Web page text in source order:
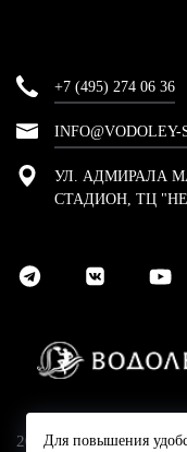
+7 (495) 274 06 36
INFO@VODOLEY-
УЛ. АДМИРАЛА
СТАДИОН, ТЦ
2024 © Компания
Для повышения